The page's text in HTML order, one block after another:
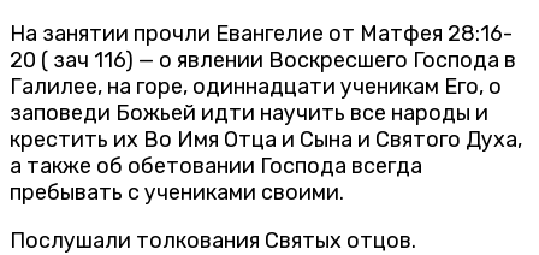
На занятии прочли Евангелие от Матфея 28:16-
20 ( зач 116) — о явлении Воскресшего Господа в
Галилее, на горе, одиннадцати ученикам Его, о
заповеди Божьей идти научить все народы и
крестить их Во Имя Отца и Сына и Святого Духа,
а также об обетовании Господа всегда
пребывать с учениками своими.
Послушали толкования Святых отцов.